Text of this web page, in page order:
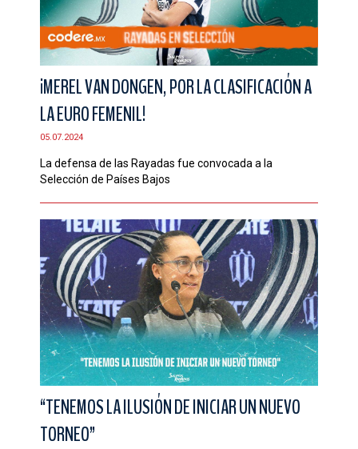
¡MEREL VAN DONGEN, POR LA CLASIFICACIÓN A
LA EURO FEMENIL!
05.07.2024
La defensa de las Rayadas fue convocada a la
Selección de Países Bajos
“TENEMOS LA ILUSIÓN DE INICIAR UN NUEVO
TORNEO”